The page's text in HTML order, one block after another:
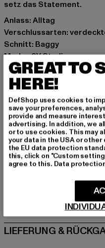
setz das Statement.
Anlass: Alltag
Verschlussarten:
Schnitt: Baggy
Marke: 2Y Studios
Kat.: Jeans
Farbe: grau
Hersteller Farbe: grey
Art.Nr: J-WB-10001-00111
Hersteller: 2Y Premium
Hollefeldstraße 16 |
GRÖSSE &
PFLEGEHINWEISE
LIEFERUNG &
GREAT TO
HERE!
DefShop uses cookies to
save your preferences,
provide and measure
advertising. In addition, we
or to use cookies. This may
your data in the USA or
the EU data protection
this, click on "Custom
agree to this. Data